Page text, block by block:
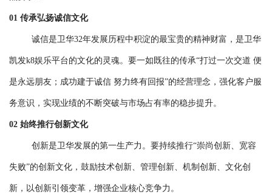
01 传承弘扬诚信文化
诚信是卫华32年发展历程中积淀的最宝贵的精神财富，是卫华
凯发k8娱乐平台的文化的灵魂。要一如既往的传承“打过一次交道 便
是永远朋友；成功建于诚信 努力终有回报”的经营理念，强化客户服
务意识，实现业绩的不断突破与市场占有率的稳步提升。
02 始终推行创新文化
创新是卫华发展的第一生产力。要持续推行“崇尚创新、宽容
失败”的创新文化，鼓励技术创新、管理创新、机制创新、文化创
新，以创新引领变革，增强企业核心竞争力。